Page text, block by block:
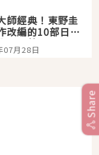
師經典！東野圭
改編的10部日本
品推薦
07月28日
Share